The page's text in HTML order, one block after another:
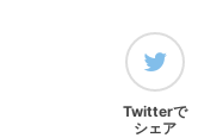
Twitterで
シェア